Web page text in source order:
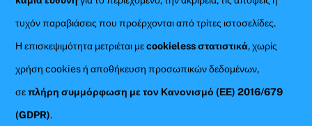
τυχόν παραβιάσεις που προέρχονται από τρίτες ιστοσελίδες.
Η επισκεψιμότητα μετριέται μεcookieless στατιστικά, χωρίς
χρήση cookies ή αποθήκευση προσωπικών δεδομένων,
σεπλήρη συμμόρφωση με τον Κανονισμό (ΕΕ) 2016/679
(GDPR).